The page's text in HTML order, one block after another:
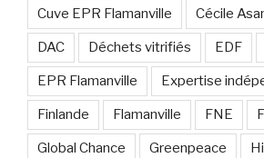
Cuve EPR Flamanville Cécile
DAC Déchets vitrifiés EDF
EPR Flamanville Expertise
Finlande Flamanville FNE
Global Chance Greenpeace